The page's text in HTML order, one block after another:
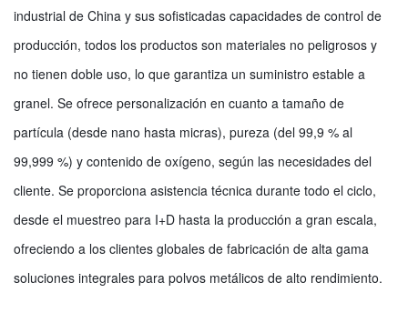
industrial de China y sus sofisticadas capacidades de control de
producción, todos los productos son materiales no peligrosos y
no tienen doble uso, lo que garantiza un suministro estable a
granel. Se ofrece personalización en cuanto a tamaño de
partícula (desde nano hasta micras), pureza (del 99,9 % al
99,999 %) y contenido de oxígeno, según las necesidades del
cliente. Se proporciona asistencia técnica durante todo el ciclo,
desde el muestreo para I+D hasta la producción a gran escala,
ofreciendo a los clientes globales de fabricación de alta gama
soluciones integrales para polvos metálicos de alto rendimiento.